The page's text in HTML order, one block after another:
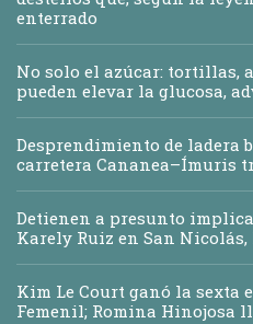
enterrado
No solo el azúcar: tortillas,
pueden elevar la glucosa,
Desprendimiento de ladera
carretera Cananea–Ímuris
Detienen a presunto
Karely Ruiz en San Nicolás,
Kim Le Court ganó la sexta
Femenil; Romina Hinojosa